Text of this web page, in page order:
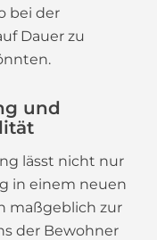
bei der
Dauer zu
und
lässt nicht nur
in einem neuen
maßgeblich zur
der Bewohner